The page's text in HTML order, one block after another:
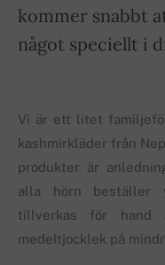
kommer snabbt
något speciellt i
Vi är ett litet
kashmirkläder från
produkter är
alla hörn beställer
tillverkas för hand
medeltjocklek på